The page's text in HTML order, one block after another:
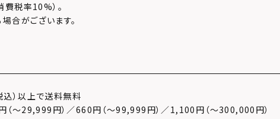
税率10%）。
合がございます。
）以上で送料無料
〜29,999円）／660円（〜99,999円）／1,100円（〜300,000円）